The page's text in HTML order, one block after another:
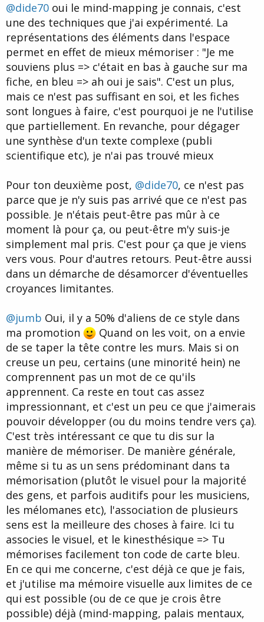
@dide70 oui le mind-mapping je connais, c'est
une des techniques que j'ai expérimenté. La
représentations des éléments dans l'espace
permet en effet de mieux mémoriser : "Je me
souviens plus => c'était en bas à gauche sur ma
fiche, en bleu => ah oui je sais". C'est un plus,
mais ce n'est pas suffisant en soi, et les fiches
sont longues à faire, c'est pourquoi je ne l'utilise
que partiellement. En revanche, pour dégager
une synthèse d'un texte complexe (publi
scientifique etc), je n'ai pas trouvé mieux
Pour ton deuxième post, @dide70, ce n'est pas
parce que je n'y suis pas arrivé que ce n'est pas
possible. Je n'étais peut-être pas mûr à ce
moment là pour ça, ou peut-être m'y suis-je
simplement mal pris. C'est pour ça que je viens
vers vous. Pour d'autres retours. Peut-être aussi
dans un démarche de désamorcer d'éventuelles
croyances limitantes.
@jumb Oui, il y a 50% d'aliens de ce style dans
ma promotion
Quand on les voit, on a envie
de se taper la tête contre les murs. Mais si on
creuse un peu, certains (une minorité hein) ne
comprennent pas un mot de ce qu'ils
apprennent. Ca reste en tout cas assez
impressionnant, et c'est un peu ce que j'aimerais
pouvoir développer (ou du moins tendre vers ça).
C'est très intéressant ce que tu dis sur la
manière de mémoriser. De manière générale,
même si tu as un sens prédominant dans ta
mémorisation (plutôt le visuel pour la majorité
des gens, et parfois auditifs pour les musiciens,
les mélomanes etc), l'association de plusieurs
sens est la meilleure des choses à faire. Ici tu
associes le visuel, et le kinesthésique => Tu
mémorises facilement ton code de carte bleu.
En ce qui me concerne, c'est déjà ce que je fais,
et j'utilise ma mémoire visuelle aux limites de ce
qui est possible (ou de ce que je crois être
possible) déjà (mind-mapping, palais mentaux,